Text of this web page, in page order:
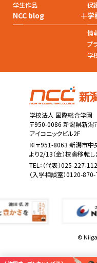
学生作品
保
NCC blog +学
情
プ
学
学校法人 国際総合学園
〒950-0086 新潟県新
アイコニックビル2F
※〒951-8063 新潟市中
より2/13（金）校舎移転し
TEL： （代表）025-227-
（入学相談室）0120-870-
©